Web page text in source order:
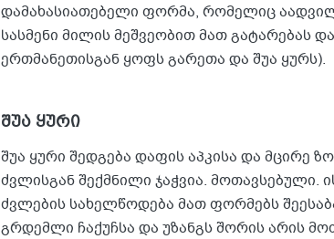
დამახასიათებელი ფორმა, რომელიც
სასმენი მილის მეშვეობით მათ გატარებას
ერთმანეთისგან ყოფს გარეთა და შუა ყურს).
შუა ყური
შუა ყური შედგება დაფის აპკისა და მცირე
ძვლისგან შექმნილი ჯაჭვია. მოთავსებული.
ძვლების სახელწოდება მათ ფორმებს
გრდემლი ჩაქუჩსა და უზანგს შორის არის